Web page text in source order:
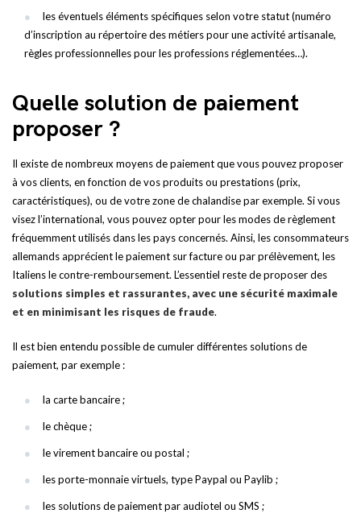
les éventuels éléments spécifiques selon votre statut (numéro
d’inscription au répertoire des métiers pour une activité artisanale,
règles professionnelles pour les professions réglementées…).
Quelle solution de paiement
proposer ?
Il existe de nombreux moyens de paiement que vous pouvez proposer
à vos clients, en fonction de vos produits ou prestations (prix,
caractéristiques), ou de votre zone de chalandise par exemple. Si vous
visez l’international, vous pouvez opter pour les modes de règlement
fréquemment utilisés dans les pays concernés. Ainsi, les consommateurs
allemands apprécient le paiement sur facture ou par prélèvement, les
Italiens le contre-remboursement. L’essentiel reste de proposer des
solutions simples et rassurantes, avec une sécurité maximale
et en minimisant les risques de fraude.
Il est bien entendu possible de cumuler différentes solutions de
paiement, par exemple :
la carte bancaire ;
le chèque ;
le virement bancaire ou postal ;
les porte-monnaie virtuels, type Paypal ou Paylib ;
les solutions de paiement par audiotel ou SMS ;